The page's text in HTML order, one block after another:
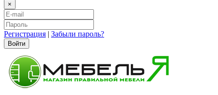
×
Регистрация | Забыли пароль?
Войти